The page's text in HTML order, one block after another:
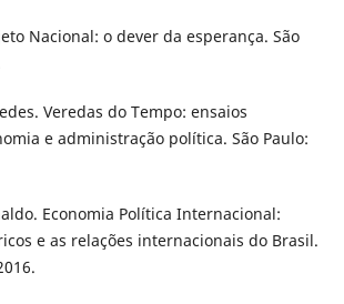
Nacional: o dever da esperança. São
Veredas do Tempo: ensaios
e administração política. São Paulo:
Economia Política Internacional:
e as relações internacionais do Brasil.